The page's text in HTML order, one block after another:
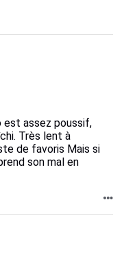
est assez poussif,
Très lent à
de favoris Mais si
son mal en